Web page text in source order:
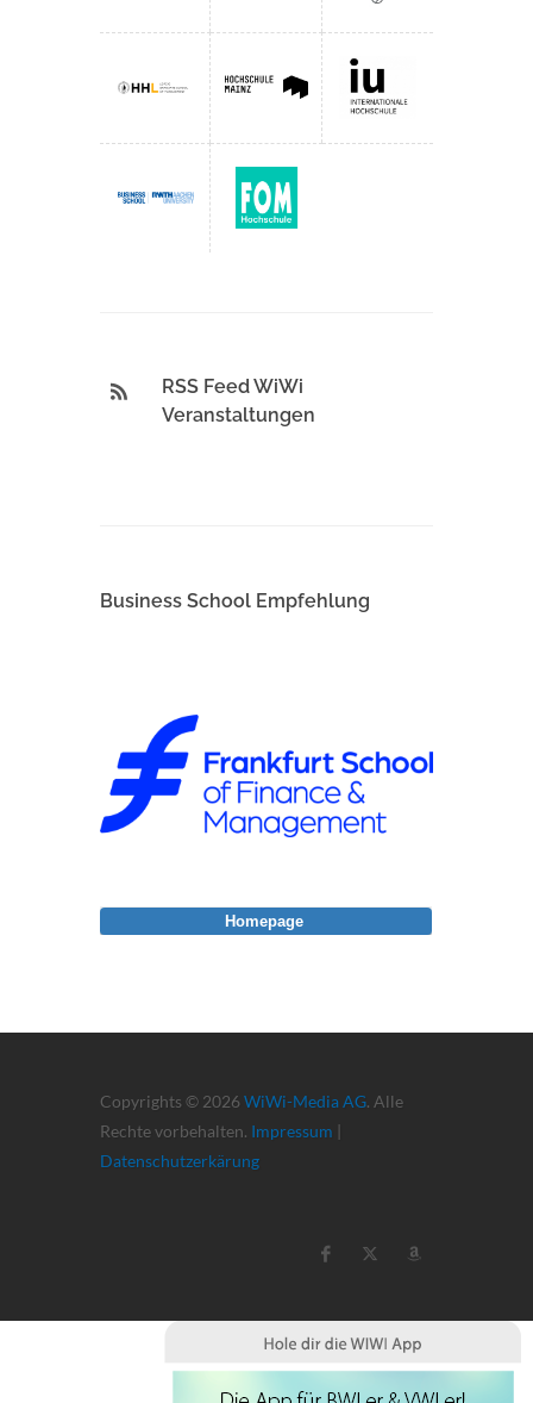
RSS Feed WiWi
Veranstaltungen
Business School Empfehlung
Copyrights © 2026 WiWi-Media AG. Alle
Rechte vorbehalten. Impressum |
Datenschutzerkärung
Homepage